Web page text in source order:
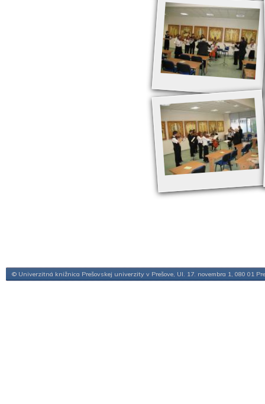
© Univerzitná knižnica Prešovskej univerzity v Prešove, Ul. 17. novembra 1, 080 01